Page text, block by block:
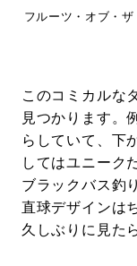
フルーツ・オブ・
このコミカルな
見つかります。
らしていて、下
してはユニーク
ブラックバス釣
直球デザインは
久しぶりに見た